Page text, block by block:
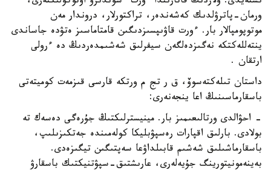
ورمان-پاترۋلدىك كەشەندەر، تراكتورلار، دروندار مەن
موتوپومپالار بار. ءورت قاۋىپسىزدىگىن قامتاماسىز ەتۋدە جاساندى
ينتەللەكتكە نەگىزدەلگەن سيفرلىق شەشىمدەردىڭ دە ءرولى
ارتقان .
داستان تىلەكتەسوۆ، ق ر تج م ورتكە قارسى قىزمەت كوميتەتى
باسقارماسىنىڭ اعا ينجەنەرى:
- احۋالدى ورتالىعىمىز بار. مينيسترلىكتىڭ جۇرەگى دەسەك تە
بولادى. بارلىق اقپارات رەسپۋبليكا كولەمىندە جەتكىزىلىپ،
باسقارماشىلىق شەشىم قابىلداۋعا سەپتىگىن تيگىزەدى.
بەينەمونيتورينگ جۇيەلەرى، عارىشتىق-سپۋتنيكتىك باسقارۋ